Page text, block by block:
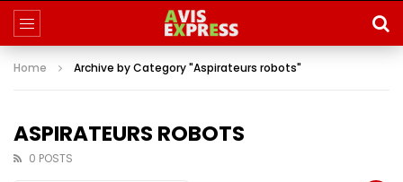
Home Archive by Category "Aspirateurs robots"
ASPIRATEURS ROBOTS
0 POSTS